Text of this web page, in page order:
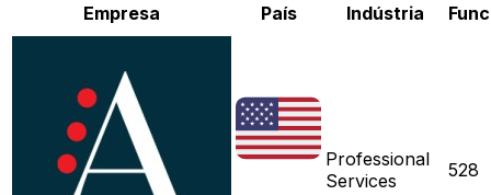
Empresa
País Indústria
Professional
Services
528